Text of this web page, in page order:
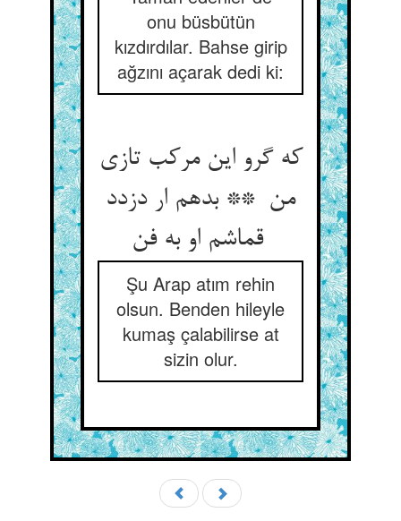
onu büsbütün
kızdırdılar. Bahse girip
ağzını açarak dedi ki:
که گرو این مرکب تازی
من ** بدهم ار دزدد
قماشم او به فن
Şu Arap atım rehin
olsun. Benden hileyle
kumaş çalabilirse at
sizin olur.